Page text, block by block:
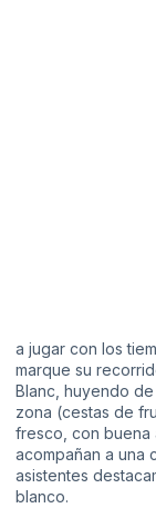
a jugar con los
marque su
Blanc, huyendo
zona (cestas de
fresco, con buena
acompañan a una
asistentes
blanco.